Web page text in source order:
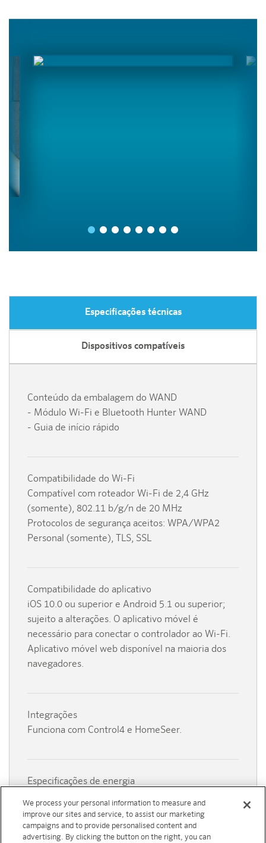
Especificações técnicas
Conteúdo da embalagem do WAND
- Módulo Wi-Fi e Bluetooth Hunter WAND
- Guia de início rápido
Compatibilidade do Wi-Fi
Compatível com roteador Wi-Fi de 2,4 GHz
(somente), 802.11 b/g/n de 20 MHz
Protocolos de segurança aceitos: WPA/WPA2
Personal (somente), TLS, SSL
Compatibilidade do aplicativo
iOS 10.0 ou superior e Android 5.1 ou superior;
sujeito a alterações. O aplicativo móvel é
necessário para conectar o controlador ao Wi-Fi.
Aplicativo móvel web disponível na maioria dos
navegadores.
Integrações
Funciona com Control4 e HomeSeer.
Especificações de energia
ser conectado à alimentação CA. Veja as
especificações completas do X2aqui.
Dispositivos compatíveis
We process your personal information to measure and
improve our sites and service, to assist our marketing
campaigns and to provide personalised content and
advertising. By clicking the button on the right, you can